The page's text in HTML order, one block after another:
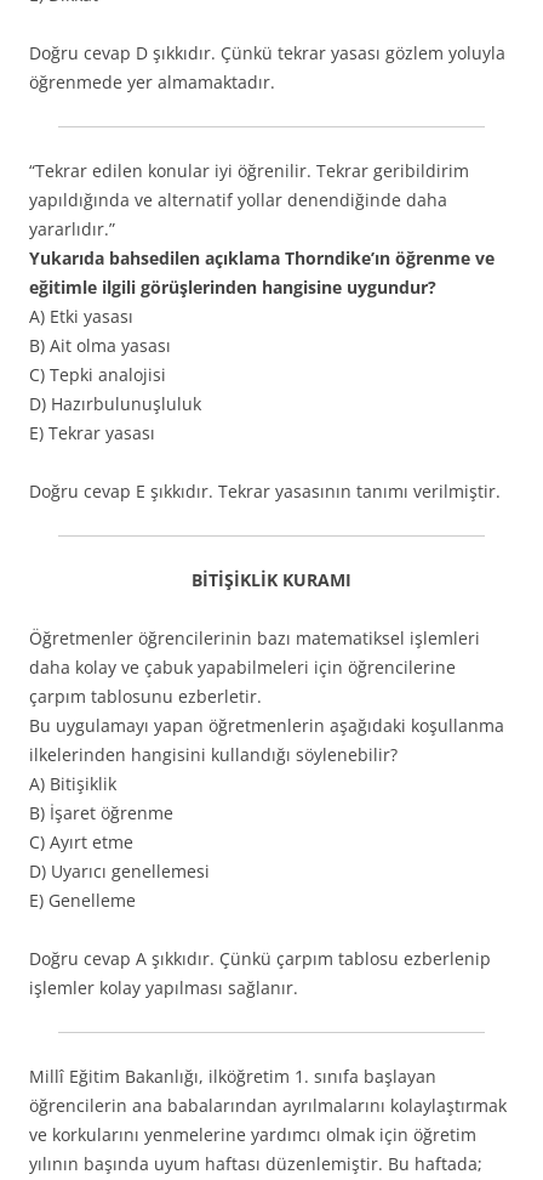
Doğru cevap D şıkkıdır. Çünkü tekrar yasası gözlem yoluyla
öğrenmede yer almamaktadır.
“Tekrar edilen konular iyi öğrenilir. Tekrar geribildirim
yapıldığında ve alternatif yollar denendiğinde daha
yararlıdır.”
Yukarıda bahsedilen açıklama Thorndike’ın öğrenme ve
eğitimle ilgili görüşlerinden hangisine uygundur?
A) Etki yasası
B) Ait olma yasası
C) Tepki analojisi
D) Hazırbulunuşluluk
E) Tekrar yasası
Doğru cevap E şıkkıdır. Tekrar yasasının tanımı verilmiştir.
BİTİŞİKLİK KURAMI
Öğretmenler öğrencilerinin bazı matematiksel işlemleri
daha kolay ve çabuk yapabilmeleri için öğrencilerine
çarpım tablosunu ezberletir.
Bu uygulamayı yapan öğretmenlerin aşağıdaki koşullanma
ilkelerinden hangisini kullandığı söylenebilir?
A) Bitişiklik
B) İşaret öğrenme
C) Ayırt etme
D) Uyarıcı genellemesi
E) Genelleme
Doğru cevap A şıkkıdır. Çünkü çarpım tablosu ezberlenip
işlemler kolay yapılması sağlanır.
Millî Eğitim Bakanlığı, ilköğretim 1. sınıfa başlayan
öğrencilerin ana babalarından ayrılmalarını kolaylaştırmak
ve korkularını yenmelerine yardımcı olmak için öğretim
yılının başında uyum haftası düzenlemiştir. Bu haftada;